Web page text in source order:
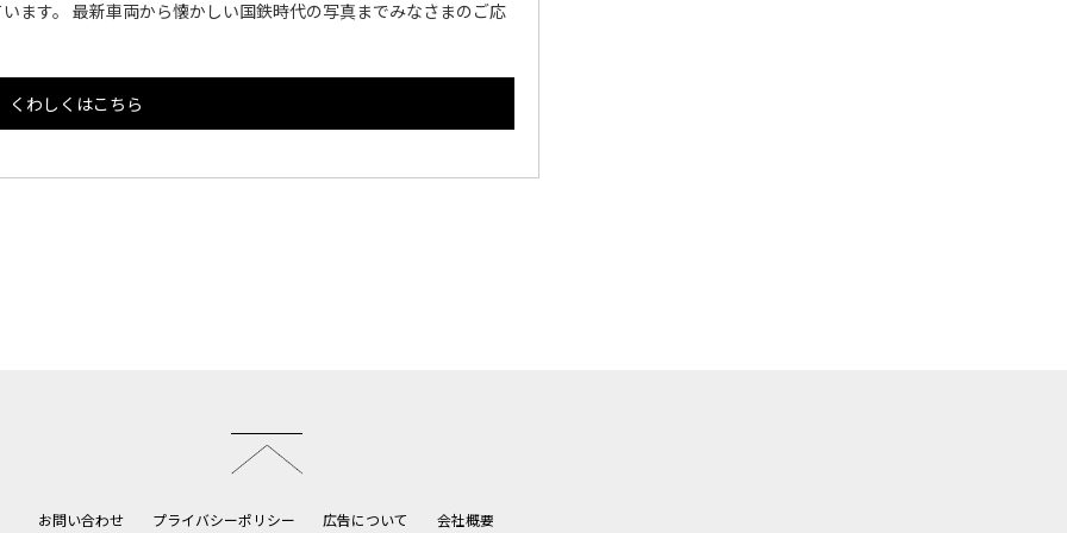
ます。 最新車両から懐かしい国鉄時代の写真までみなさまのご応
くわしくはこちら
お問い合わせ プライバシーポリシー 広告について 会社概要